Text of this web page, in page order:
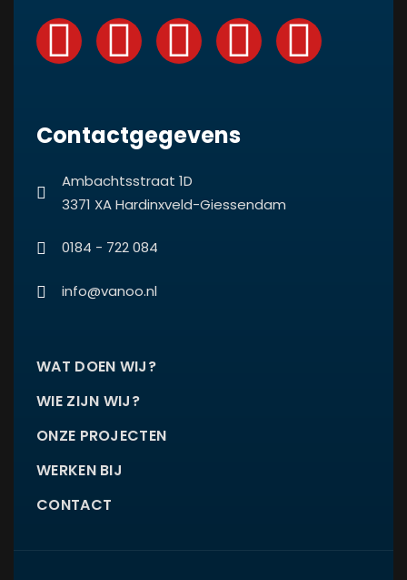
Contactgegevens
Ambachtsstraat 1D
3371 XA Hardinxveld-Giessendam
0184 - 722 084
info@vanoo.nl
WAT DOEN WIJ?
WIE ZIJN WIJ?
ONZE PROJECTEN
WERKEN BIJ
CONTACT